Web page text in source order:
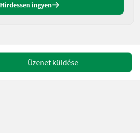
Hirdessen ingyen
Üzenet küldése